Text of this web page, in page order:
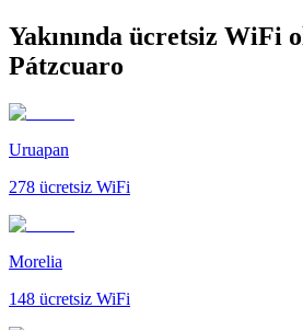
Yakınında ücretsiz WiFi
Pátzcuaro
Uruapan
278 ücretsiz WiFi
Morelia
148 ücretsiz WiFi